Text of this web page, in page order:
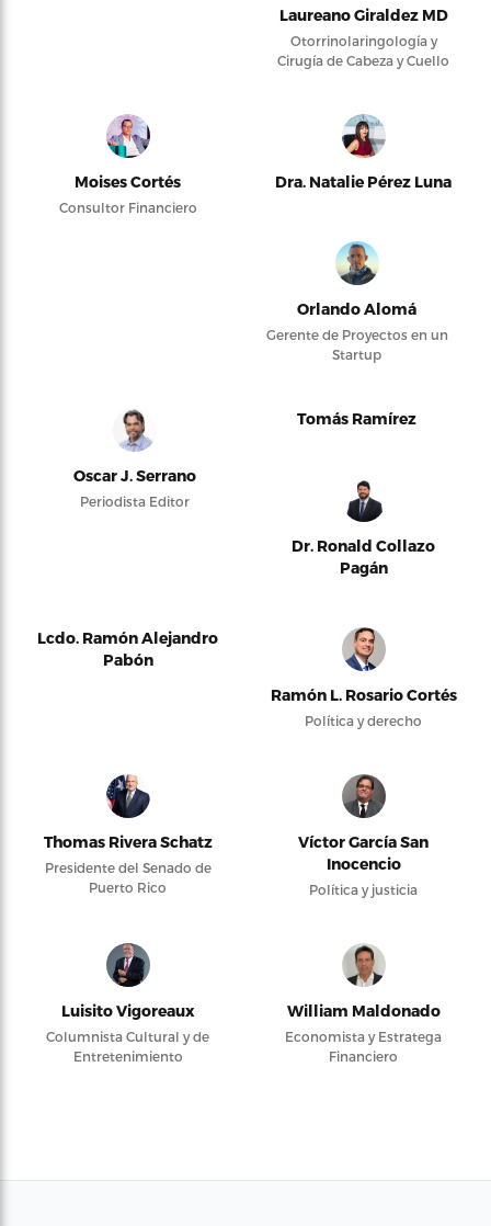
Laureano Giraldez MD
Otorrinolaringología y
Cirugía de Cabeza y Cuello
Moises Cortés
Consultor Financiero
Dra. Natalie Pérez Luna
Orlando Alomá
Gerente de Proyectos en un
Startup
Oscar J. Serrano
Periodista Editor
Tomás Ramírez
Dr. Ronald Collazo
Pagán
Lcdo. Ramón Alejandro
Pabón
Ramón L. Rosario Cortés
Política y derecho
Thomas Rivera Schatz
Presidente del Senado de
Puerto Rico
Víctor García San
Inocencio
Política y justicia
Luisito Vigoreaux
Columnista Cultural y de
Entretenimiento
William Maldonado
Economista y Estratega
Financiero